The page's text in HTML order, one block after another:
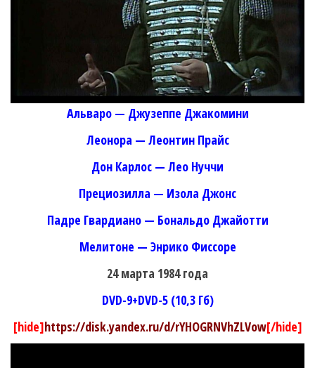
Альваро — Джузеппе Джакомини
Леонора — Леонтин Прайс
Дон Карлос — Лео Нуччи
Прециозилла — Изола Джонс
Падре Гвардиано — Бональдо Джайотти
Мелитоне — Энрико Фиссоре
24 марта 1984 года
DVD-9+DVD-5 (10,3 Гб)
[hide]https://disk.yandex.ru/d/rYHOGRNVhZLVow[/hide]